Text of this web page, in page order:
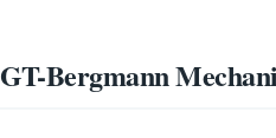
GT-Bergmann